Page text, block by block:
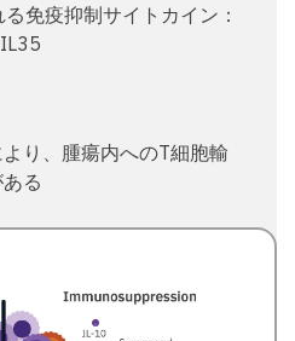
免疫抑制サイトカイン：
り、腫瘍内へのT細胞輸
る